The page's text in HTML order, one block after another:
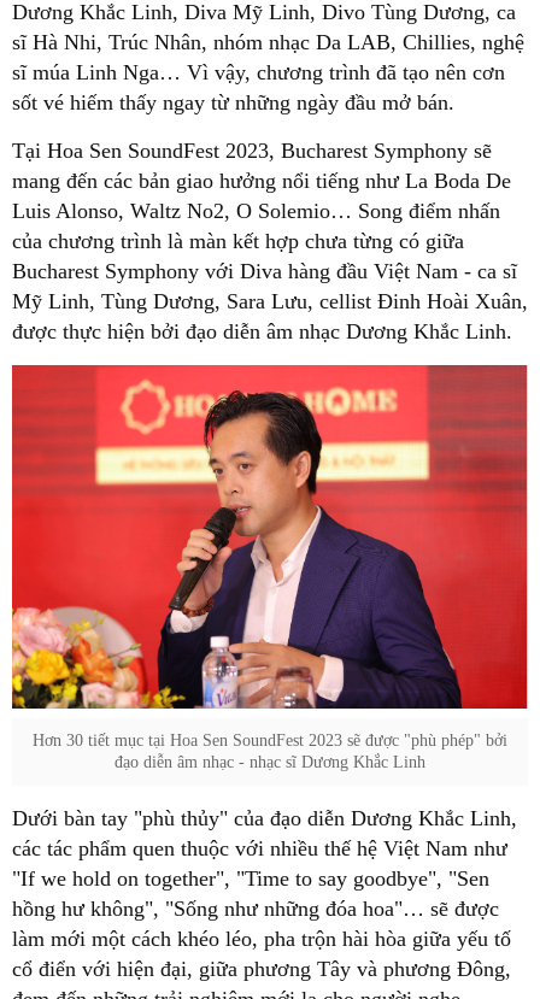
Dương Khắc Linh, Diva Mỹ Linh, Divo Tùng Dương, ca
sĩ Hà Nhi, Trúc Nhân, nhóm nhạc Da LAB, Chillies, nghệ
sĩ múa Linh Nga… Vì vậy, chương trình đã tạo nên cơn
sốt vé hiếm thấy ngay từ những ngày đầu mở bán.
Tại Hoa Sen SoundFest 2023, Bucharest Symphony sẽ
mang đến các bản giao hưởng nổi tiếng như La Boda De
Luis Alonso, Waltz No2, O Solemio… Song điểm nhấn
của chương trình là màn kết hợp chưa từng có giữa
Bucharest Symphony với Diva hàng đầu Việt Nam - ca sĩ
Mỹ Linh, Tùng Dương, Sara Lưu, cellist Đinh Hoài Xuân,
được thực hiện bởi đạo diễn âm nhạc Dương Khắc Linh.
Hơn 30 tiết mục tại Hoa Sen SoundFest 2023 sẽ được "phù phép" bởi
đạo diễn âm nhạc - nhạc sĩ Dương Khắc Linh
Dưới bàn tay "phù thủy" của đạo diễn Dương Khắc Linh,
các tác phẩm quen thuộc với nhiều thế hệ Việt Nam như
"If we hold on together", "Time to say goodbye", "Sen
hồng hư không", "Sống như những đóa hoa"… sẽ được
làm mới một cách khéo léo, pha trộn hài hòa giữa yếu tố
cổ điển với hiện đại, giữa phương Tây và phương Đông,